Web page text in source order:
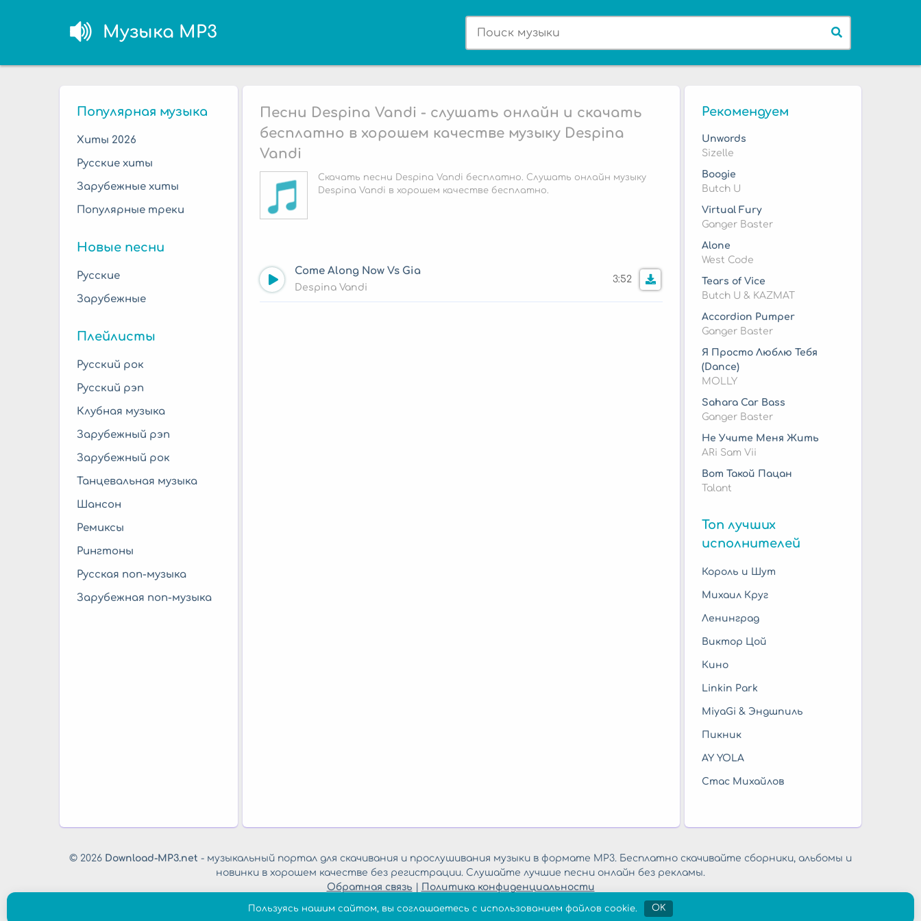
Музыка MP3
Популярная музыка
Хиты 2026
Русские хиты
Зарубежные хиты
Популярные треки
Новые песни
Русские
Зарубежные
Плейлисты
Русский рок
Русский рэп
Клубная музыка
Зарубежный рэп
Зарубежный рок
Танцевальная музыка
Шансон
Ремиксы
Рингтоны
Русская поп-музыка
Зарубежная поп-музыка
Песни Despina Vandi - слушать онлайн и скачать
бесплатно в хорошем качестве музыку Despina
Vandi
Скачать песни Despina Vandi бесплатно. Слушать онлайн музыку
Despina Vandi в хорошем качестве бесплатно.
Come Along Now Vs Gia
Despina Vandi
3:52
Рекомендуем
Unwords
Sizelle
Boogie
Butch U
Virtual Fury
Ganger Baster
Alone
West Code
Tears of Vice
Butch U & KAZMAT
Accordion Pumper
Ganger Baster
Я Просто Люблю Тебя
(Dance)
MOLLY
Sahara Car Bass
Ganger Baster
Не Учите Меня Жить
ARi Sam Vii
Вот Такой Пацан
Talant
Топ лучших
исполнителей
Король и Шут
Михаил Круг
Ленинград
Виктор Цой
Кино
Linkin Park
MiyaGi & Эндшпиль
Пикник
AY YOLA
Стас Михайлов
© 2026 Download-MP3.net - музыкальный портал для скачивания и прослушивания музыки в формате MP3. Бесплатно скачивайте сборники, альбомы и
новинки в хорошем качестве без регистрации. Слушайте лучшие песни онлайн без рекламы.
Обратная связь
Политика конфиденциальности
Пользуясь нашим сайтом, вы соглашаетесь с использованием файлов cookie. OK